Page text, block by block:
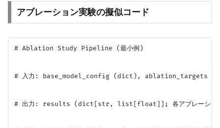
アブレーション実験の擬似コード
# Ablation Study Pipeline (最小例)
# 入力: base_model_config (dict), ablation_targets
# 出力: results (dict[str, list[float]]; 各アブレーション設